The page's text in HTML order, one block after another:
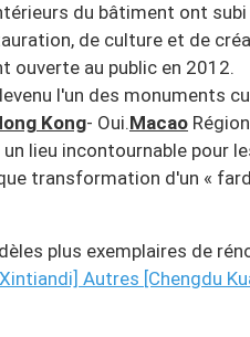
du bâtiment ont
de culture et de
ouverte au public en 2012.
l'un des monuments
Kong- Oui.Macao
lieu incontournable pour
transformation d'un «
plus exemplaires de
Autres [Chengdu